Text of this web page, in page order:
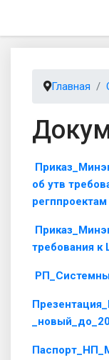
Главная
об утв
требования к